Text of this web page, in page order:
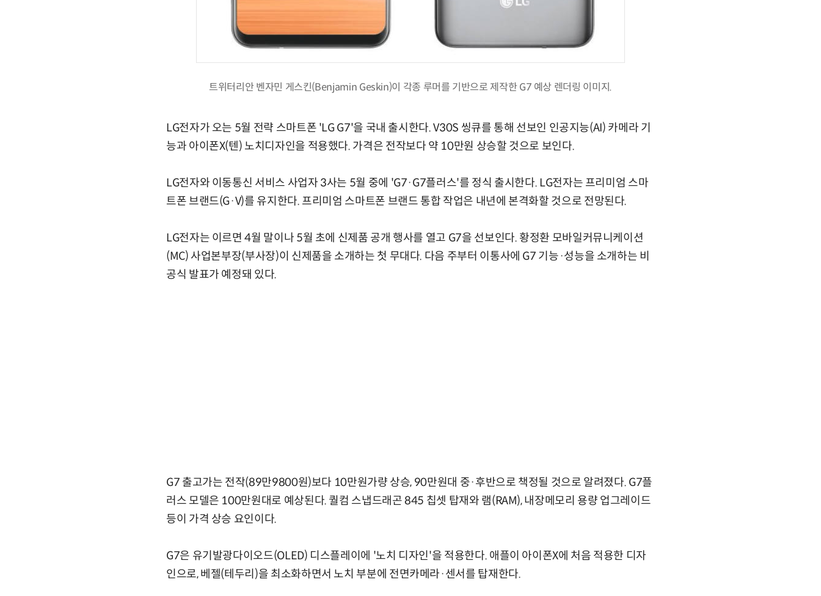
트위터리안 벤자민 게스킨(Benjamin Geskin)이 각종 루머를 기반으로 제작한 G7 예상 렌더링 이미지.
LG전자가 오는 5월 전략 스마트폰 'LG G7'을 국내 출시한다. V30S 씽큐를 통해 선보인 인공지능(AI) 카메라 기
능과 아이폰X(텐) 노치디자인을 적용했다. 가격은 전작보다 약 10만원 상승할 것으로 보인다.
LG전자와 이동통신 서비스 사업자 3사는 5월 중에 'G7·G7플러스'를 정식 출시한다. LG전자는 프리미엄 스마
트폰 브랜드(G·V)를 유지한다. 프리미엄 스마트폰 브랜드 통합 작업은 내년에 본격화할 것으로 전망된다.
LG전자는 이르면 4월 말이나 5월 초에 신제품 공개 행사를 열고 G7을 선보인다. 황정환 모바일커뮤니케이션
(MC) 사업본부장(부사장)이 신제품을 소개하는 첫 무대다. 다음 주부터 이통사에 G7 기능·성능을 소개하는 비
공식 발표가 예정돼 있다.
G7 출고가는 전작(89만9800원)보다 10만원가량 상승, 90만원대 중·후반으로 책정될 것으로 알려졌다. G7플
러스 모델은 100만원대로 예상된다. 퀄컴 스냅드래곤 845 칩셋 탑재와 램(RAM), 내장메모리 용량 업그레이드
등이 가격 상승 요인이다.
G7은 유기발광다이오드(OLED) 디스플레이에 '노치 디자인'을 적용한다. 애플이 아이폰X에 처음 적용한 디자
인으로, 베젤(테두리)을 최소화하면서 노치 부분에 전면카메라·센서를 탑재한다.